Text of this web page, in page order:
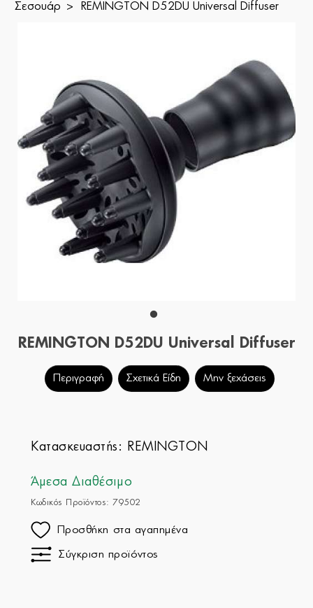
Σεσουάρ REMINGTON D52DU Universal Diffuser
REMINGTON D52DU Universal Diffuser
Περιγραφή Σχετικά Είδη Μην ξεχάσεις
Κατασκευαστής: REMINGTON
Άμεσα Διαθέσιμο
Κωδικός Προϊόντος: 79502
Προσθήκη στα αγαπημένα
Σύγκριση προϊόντος